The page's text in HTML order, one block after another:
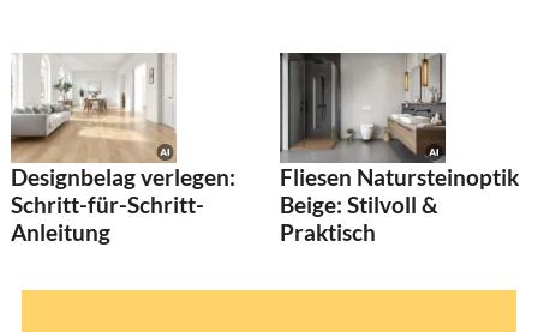
Designbelag verlegen:
Schritt-für-Schritt-
Anleitung
Fliesen Natursteinoptik
Beige: Stilvoll &
Praktisch